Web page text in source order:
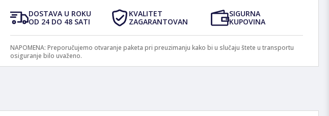
DOSTAVA U ROKU
OD 24 DO 48 SATI
KVALITET
ZAGARANTOVAN
SIGURNA
KUPOVINA
NAPOMENA: Preporučujemo otvaranje paketa pri preuzimanju kako bi u slučaju štete u transportu
osiguranje bilo uvaženo.